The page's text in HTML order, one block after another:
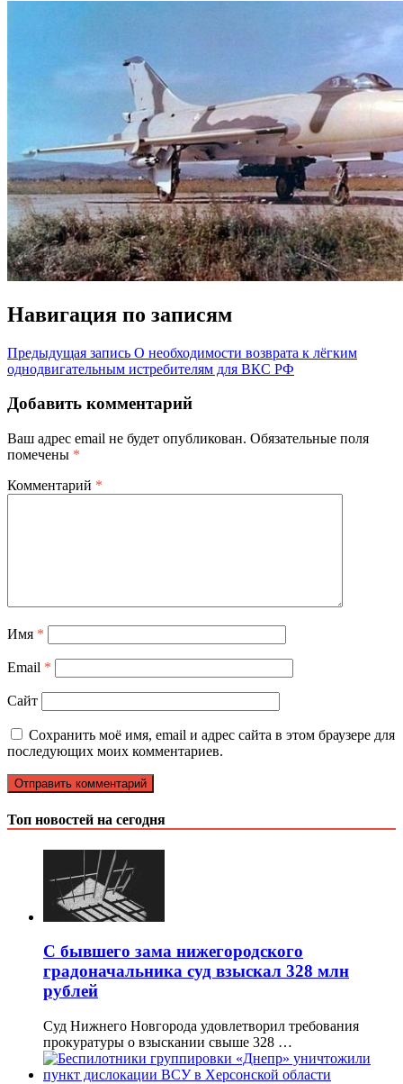
Навигация по записям
Предыдущая запись О необходимости возврата к лёгким
однодвигательным истребителям для ВКС РФ
Добавить комментарий
Ваш адрес email не будет опубликован. Обязательные поля
помечены *
Комментарий *
Имя *
Email *
Сайт
Сохранить моё имя, email и адрес сайта в этом браузере для
последующих моих комментариев.
Топ новостей на сегодня
С бывшего зама нижегородского
градоначальника суд взыскал 328 млн
рублей
Суд Нижнего Новгорода удовлетворил требования
прокуратуры о взыскании свыше 328 …